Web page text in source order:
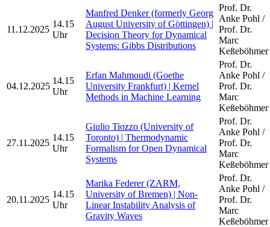
11.12.2025
14.15
Uhr
Manfred Denker (formerly Georg
August University of Göttingen) |
Decision Theory for Dynamical
Systems: Gibbs Distributions
Prof. Dr.
Anke Pohl /
Prof. Dr.
Marc
Keßeböhmer
04.12.2025
14.15
Uhr
Erfan Mahmoudi (Goethe
University Frankfurt) | Kernel
Methods in Machine Learning
Prof. Dr.
Anke Pohl /
Prof. Dr.
Marc
Keßeböhmer
27.11.2025
14.15
Uhr
Giulio Tiozzo (University of
Toronto) | Thermodynamic
Formalism for Open Dynamical
Systems
Prof. Dr.
Anke Pohl /
Prof. Dr.
Marc
Keßeböhmer
20.11.2025
14.15
Uhr
Marika Federer (ZARM,
University of Bremen) | Non-
Linear Instability Analysis of
Gravity Waves
Prof. Dr.
Anke Pohl /
Prof. Dr.
Marc
Keßeböhmer